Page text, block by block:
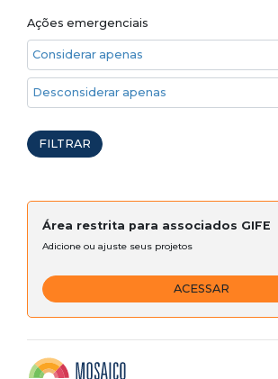
Ações emergenciais
Considerar apenas ações emergenciais
Desconsiderar apenas ações emergenciais
FILTRAR
Área restrita para associados GIFE
Adicione ou ajuste seus projetos
ACESSAR